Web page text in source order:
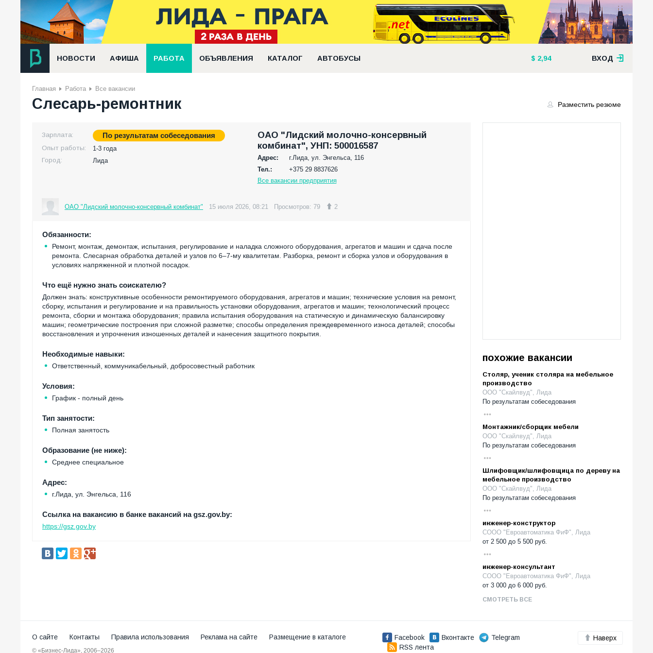
НОВОСТИ АФИША РАБОТА ОБЪЯВЛЕНИЯ КАТАЛОГ АВТОБУСЫ 2,94 ВХОД
Главная Работа Все вакансии
Слесарь-ремонтник Разместить резюме
Зарплата: По результатам собеседования
Опыт работы:
1-3 года
Город:
Лида
ОАО "Лидский молочно-консервный
комбинат", УНП: 500016587
Адрес:
г.Лида, ул. Энгельса, 116
Тел.:
+375 29 8837626
Все вакансии предприятия
ОАО "Лидский молочно-консервный комбинат" 15 июля 2026, 08:21 Просмотров: 79 2
Обязанности:
Ремонт, монтаж, демонтаж, испытания, регулирование и наладка сложного оборудования, агрегатов и машин и сдача после
ремонта. Слесарная обработка деталей и узлов по 6–7-му квалитетам. Разборка, ремонт и сборка узлов и оборудования в
условиях напряженной и плотной посадок.
Что ещё нужно знать соискателю?
Должен знать: конструктивные особенности ремонтируемого оборудования, агрегатов и машин; технические условия на ремонт,
сборку, испытания и регулирование и на правильность установки оборудования, агрегатов и машин; технологический процесс
ремонта, сборки и монтажа оборудования; правила испытания оборудования на статическую и динамическую балансировку
машин; геометрические построения при сложной разметке; способы определения преждевременного износа деталей; способы
восстановления и упрочнения изношенных деталей и нанесения защитного покрытия.
Необходимые навыки:
Ответственный, коммуникабельный, добросовестный работник
Условия:
График - полный день
Тип занятости:
Полная занятость
Образование (не ниже):
Среднее специальное
Адрес:
г.Лида, ул. Энгельса, 116
Ссылка на вакансию в банке вакансий на gsz.gov.by:
https://gsz.gov.by
похожие вакансии
Столяр, ученик столяра на мебельное
производство
ООО "Скайлвуд", Лида
По результатам собеседования
Монтажник/сборщик мебели
ООО "Скайлвуд", Лида
По результатам собеседования
Шлифовщик/шлифовщица по дереву на
мебельное производство
ООО "Скайлвуд", Лида
По результатам собеседования
инженер-конструктор
СООО "Евроавтоматика ФиФ", Лида
от 2 500 до 5 500 руб.
инженер-консультант
СООО "Евроавтоматика ФиФ", Лида
от 3 000 до 6 000 руб.
СМОТРЕТЬ ВСЕ
О сайте Контакты Правила использования Реклама на сайте Размещение в каталоге
© «Бизнес-Лида», 2006–2026
Facebook Вконтакте
Telegram
RSS лента
Наверх